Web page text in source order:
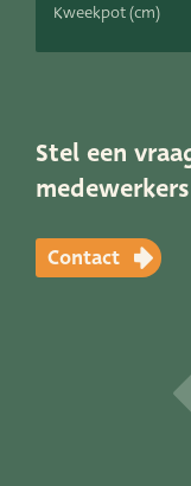
Terima
XXL-
TC Concept
Kweekpot (cm)
Stel een
medewerkers
Contact